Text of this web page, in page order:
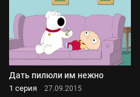
Дать пилюли им нежно
1 серия 27.09.2015